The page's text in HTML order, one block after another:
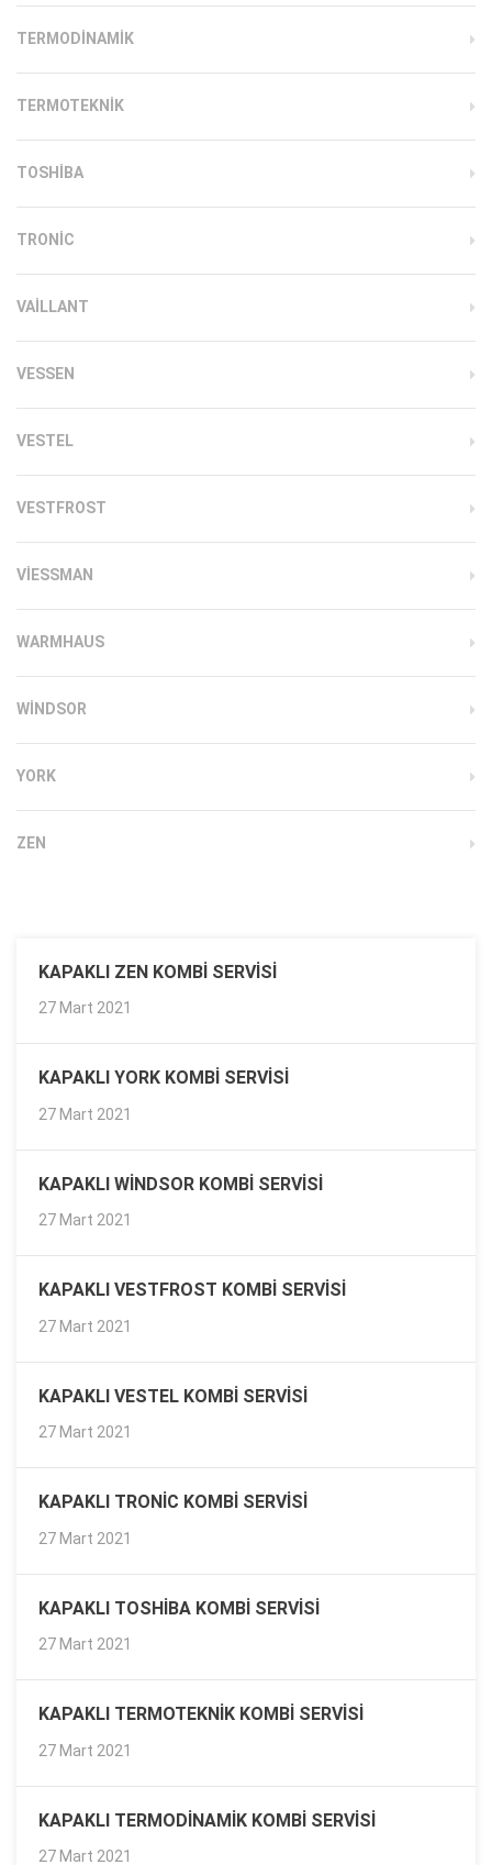
TERMODINAMIK
TERMOTEKNIK
TOSHIBA
TRONIC
VAILLANT
VESSEN
VESTEL
VESTFROST
VIESSMAN
WARMHAUS
WINDSOR
YORK
ZEN
KAPAKLI ZEN KOMBI SERVISI
27 Mart 2021
KAPAKLI YORK KOMBI SERVISI
27 Mart 2021
KAPAKLI WINDSOR KOMBI SERVISI
27 Mart 2021
KAPAKLI VESTFROST KOMBI SERVISI
27 Mart 2021
KAPAKLI VESTEL KOMBI SERVISI
27 Mart 2021
KAPAKLI TRONIC KOMBI SERVISI
27 Mart 2021
KAPAKLI TOSHIBA KOMBI SERVISI
27 Mart 2021
KAPAKLI TERMOTEKNIK KOMBI SERVISI
27 Mart 2021
KAPAKLI TERMODINAMIK KOMBI SERVISI
27 Mart 2021